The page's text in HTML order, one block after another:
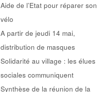
Aide de l’Etat pour réparer son
vélo
A partir de jeudi 14 mai,
distribution de masques
Solidarité au village : les élues
sociales communiquent
Synthèse de la réunion de la